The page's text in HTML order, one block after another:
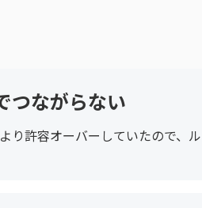
つながらない
り許容オーバーしていたので、ル